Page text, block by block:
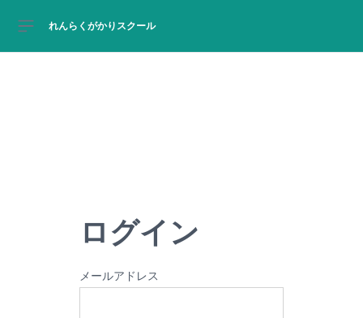
サイドバーれんらくがかりスクール
ログイン
メールアドレス